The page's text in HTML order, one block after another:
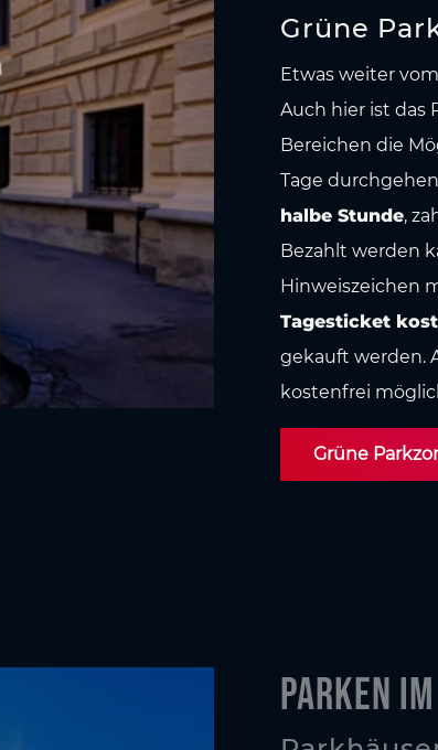
Grüne
Etwas weiter
Auch hier ist das
Bereichen die
Tage
halbe Stunde,
Bezahlt werden
Hinweiszeichen
Tagesticket
gekauft werden.
kostenfrei
Grüne
Parken